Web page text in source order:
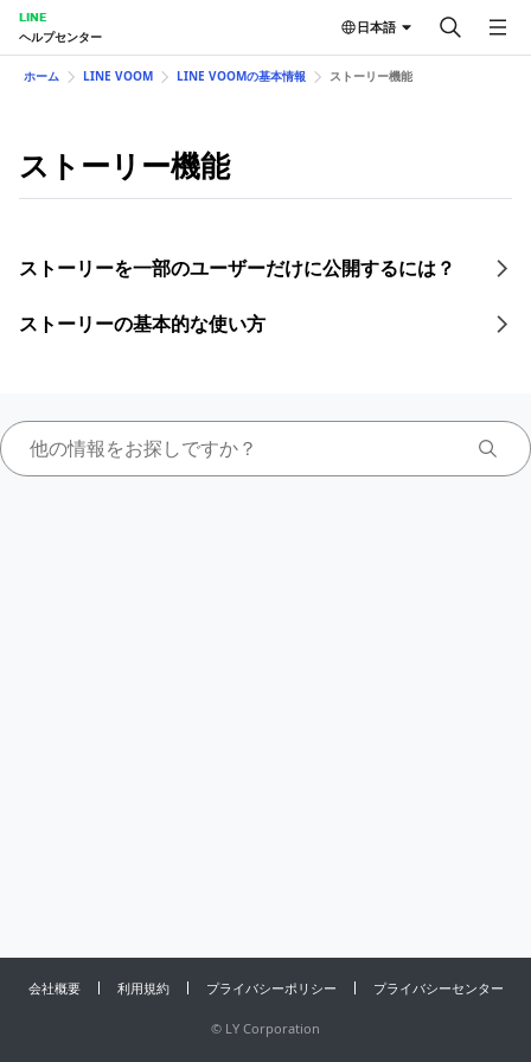
LINE
ヘルプセンター
日本語
ホーム LINE VOOM LINE VOOMの基本情報 ストーリー機能
ストーリー機能
ストーリーを一部のユーザーだけに公開するには？
ストーリーの基本的な使い方
会社概要 利用規約 プライバシーポリシー プライバシーセンター
© LY Corporation